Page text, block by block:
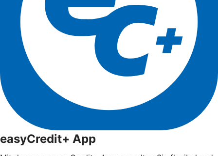
easyCredit+ App